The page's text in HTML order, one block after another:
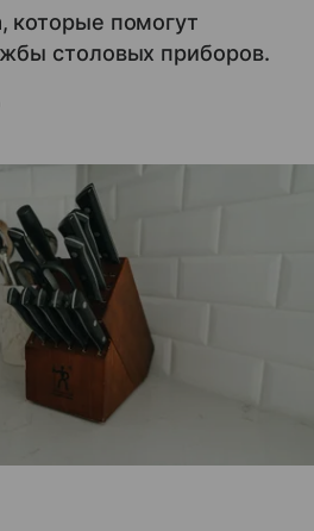
которые помогут
столовых приборов.